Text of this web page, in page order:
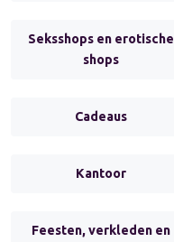
Seksshops en erotische
shops
Cadeaus
Kantoor
Feesten, verkleden en